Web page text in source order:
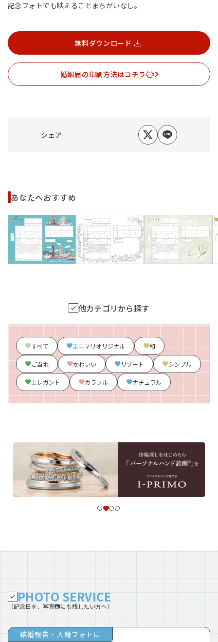
記念フォトでも映えることまちがいなし。
無料ダウンロード
婚姻届の印刷方法はコチラ
シェア
あなたへおすすめ
他カテゴリから探す
すべて エニマリオリジナル 和
ご当地 かわいい リゾート シンプル
エレガント カラフル ナチュラル
PHOTO SERVICE
（記念日を、写真📷にも残したい方へ）
結婚報告・入籍フォトに